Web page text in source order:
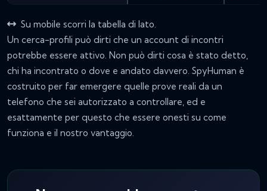
Su mobile scorri la tabella di lato.
Un cerca-profili può dirti che un account di incontri
potrebbe essere attivo. Non può dirti cosa è stato detto,
chi ha incontrato o dove e andato davvero. SpyHuman è
costruito per far emergere quelle prove reali da un
telefono che sei autorizzato a controllare, ed e
esattamente per questo che essere onesti su come
funziona e il nostro vantaggio.